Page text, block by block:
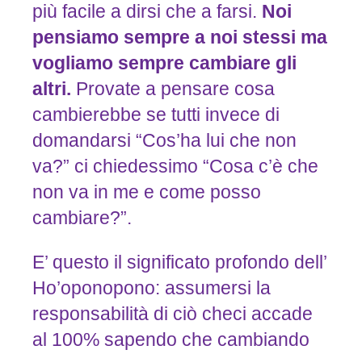
più facile a dirsi che a farsi. Noi
pensiamo sempre a noi stessi ma
vogliamo sempre cambiare gli
altri. Provate a pensare cosa
cambierebbe se tutti invece di
domandarsi “Cos’ha lui che non
va?” ci chiedessimo “Cosa c’è che
non va in me e come posso
cambiare?”.
E’ questo il significato profondo dell’
Ho’oponopono: assumersi la
responsabilità di ciò checi accade
al 100% sapendo che cambiando